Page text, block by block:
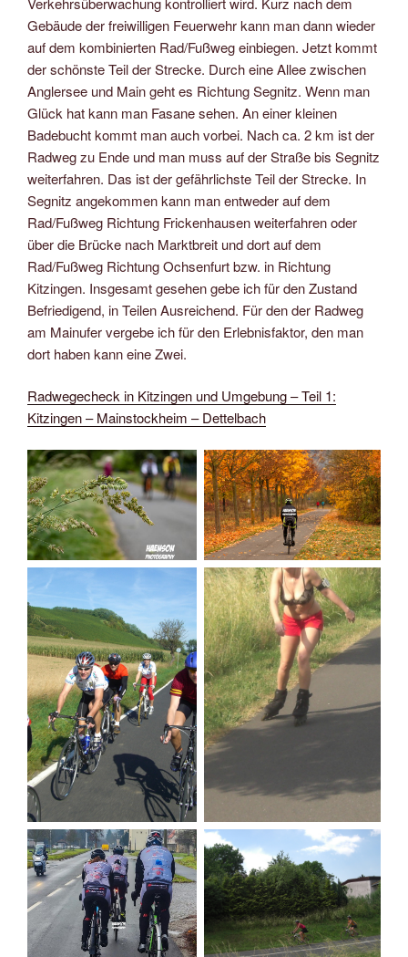
Gebäude der freiwilligen Feuerwehr kann man dann wieder
auf dem kombinierten Rad/Fußweg einbiegen. Jetzt kommt
der schönste Teil der Strecke. Durch eine Allee zwischen
Anglersee und Main geht es Richtung Segnitz. Wenn man
Glück hat kann man Fasane sehen. An einer kleinen
Badebucht kommt man auch vorbei. Nach ca. 2 km ist der
Radweg zu Ende und man muss auf der Straße bis Segnitz
weiterfahren. Das ist der gefährlichste Teil der Strecke. In
Segnitz angekommen kann man entweder auf dem
Rad/Fußweg Richtung Frickenhausen weiterfahren oder
über die Brücke nach Marktbreit und dort auf dem
Rad/Fußweg Richtung Ochsenfurt bzw. in Richtung
Kitzingen. Insgesamt gesehen gebe ich für den Zustand
Befriedigend, in Teilen Ausreichend. Für den der Radweg
am Mainufer vergebe ich für den Erlebnisfaktor, den man
dort haben kann eine Zwei.
Radwegecheck in Kitzingen und Umgebung – Teil 1:
Kitzingen – Mainstockheim – Dettelbach